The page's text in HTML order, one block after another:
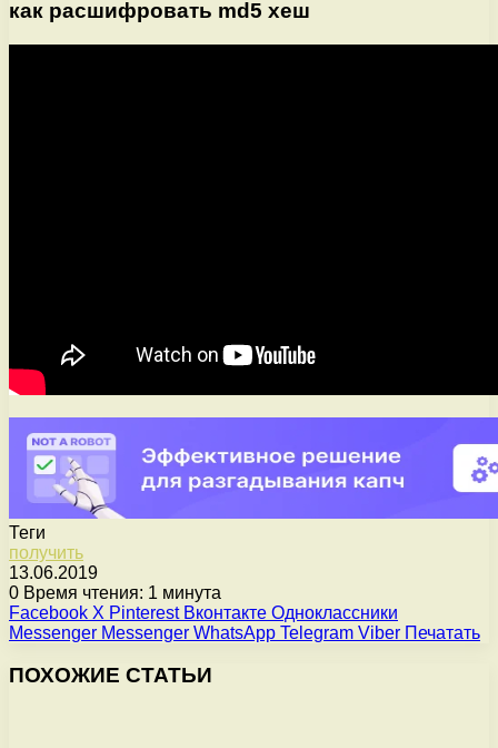
как расшифровать md5 хеш
Теги
получить
13.06.2019
0 Время чтения: 1 минута
Facebook X Pinterest Вконтакте Одноклассники
Messenger Messenger WhatsApp Telegram Viber Печатать
ПОХОЖИЕ СТАТЬИ